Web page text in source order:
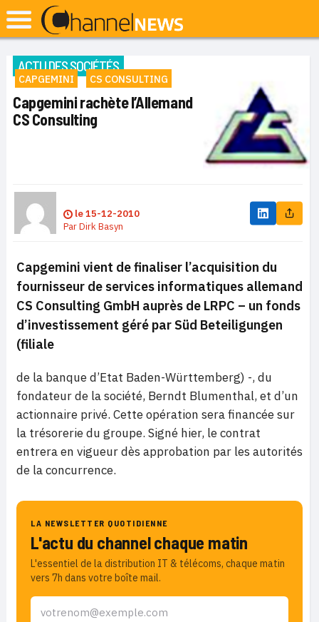
ACTU DES SOCIÉTÉS
CAPGEMINI CS CONSULTING
Capgemini rachète l’Allemand
CS Consulting
le15-12-2010
ParDirk Basyn
Capgemini vient de finaliser l’acquisition du
fournisseur de services informatiques allemand
CS Consulting GmbH auprès de LRPC – un fonds
d’investissement géré par Süd Beteiligungen
(filiale
de la banque d’Etat Baden-Württemberg) -, du
fondateur de la société, Berndt Blumenthal, et d’un
actionnaire privé. Cette opération sera financée sur
la trésorerie du groupe. Signé hier, le contrat
entrera en vigueur dès approbation par les autorités
de la concurrence.
LA NEWSLETTER QUOTIDIENNE
L'actu du channel chaque matin
L'essentiel de la distribution IT & télécoms, chaque matin
vers 7h dans votre boîte mail.